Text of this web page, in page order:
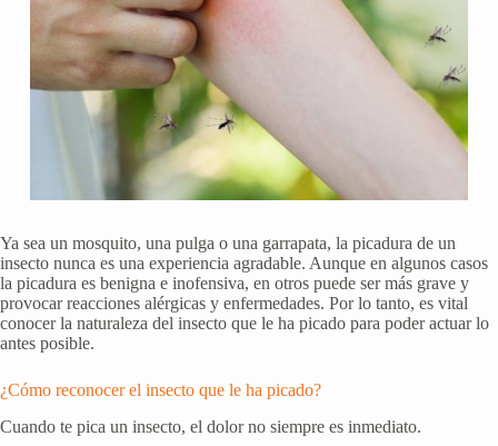
Ya sea un mosquito, una pulga o una garrapata, la picadura de un
insecto nunca es una experiencia agradable. Aunque en algunos casos
la picadura es benigna e inofensiva, en otros puede ser más grave y
provocar reacciones alérgicas y enfermedades. Por lo tanto, es vital
conocer la naturaleza del insecto que le ha picado para poder actuar lo
antes posible.
¿Cómo reconocer el insecto que le ha picado?
Cuando te pica un insecto, el dolor no siempre es inmediato.